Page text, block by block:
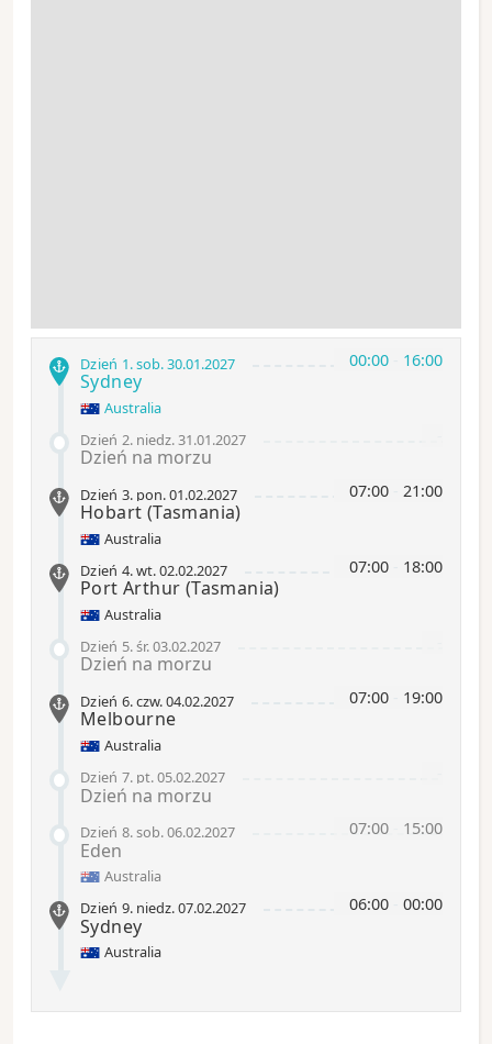
00:00 16:00
Dzień 1.sob.30.01.2027
Sydney
Australia
Dzień 2. niedz.31.01.2027
Dzień na morzu
07:00 21:00
Dzień 3. pon.01.02.2027
Hobart (Tasmania)
Australia
07:00 18:00
Dzień 4.wt.02.02.2027
Port Arthur (Tasmania)
Australia
Dzień 5.śr.03.02.2027
Dzień na morzu
07:00 19:00
Dzień 6.czw.04.02.2027
Melbourne
Australia
Dzień 7. pt.05.02.2027
Dzień na morzu
07:00 15:00
Dzień 8.sob.06.02.2027
Eden
Australia
06:00 00:00
Dzień 9. niedz.07.02.2027
Sydney
Australia